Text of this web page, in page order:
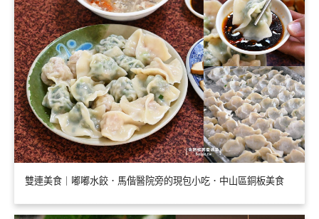
雙連美食｜嘟嘟水餃．馬偕醫院旁的現包小吃．中山區銅板美食